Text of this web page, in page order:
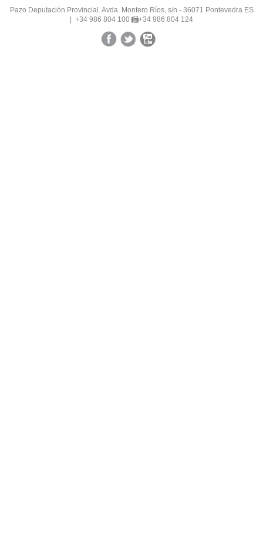
Pazo Deputación Provincial. Avda. Montero Ríos, s/n - 36071 Pontevedra ES
| +34 986 804 100
+34 986 804 124
FacebookTwitterYouTube